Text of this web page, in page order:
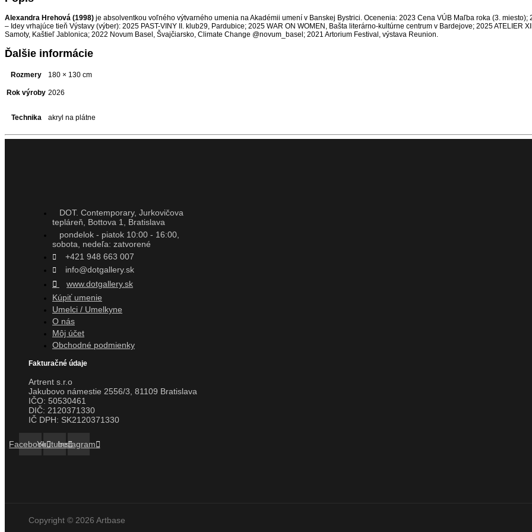
Alexandra Hrehová (1998) je absolventkou voľného výtvarného umenia na Akadémii umení v Banskej Bystrici. Ocenenia: 2023 Сеna VÚB Maľba roka (3.
– Idey vrhajúce tieň Výstavy (výber): 2025 PAST-VINY II. klub29, Pardubice; 2025 WAR ON WOMEN, Bašta literárno-kultúrne centrum v Bardejove; 2025 ATELIER
Samoty, Kaštieľ Jablonica; 2022 Novum Basel, Švajčiarsko, Climate Change @novum_basel; 2021 Artorium Festival, výstava Reunion.
Ďalšie informácie
Rozmery 180 × 130 cm
Rok výroby 2026
Technika akryl na plátne
DOT. Contemporary, Jurkovičova
tepláreň, Bottova 1, Bratislava
pondelok - piatok 10:00 - 16:00,
sobota, nedeľa: zatvorené
+421 948 663 007
info@dotgallery.sk
www.dotgallery.sk
Kúpiť umenie
Umelci / Umelkyne
O nás
Môj účet
Obchodné podmienky
Fakturačné údaje
Artrent s.r.o
Jakubovo námestie 2556/3, 81109 Bratislava
IČO: 50530461
DIČ: 2120371330
IČ DPH: SK2120371330
FacebookYoutubeInstagram
Copyright © 2026 Artbase